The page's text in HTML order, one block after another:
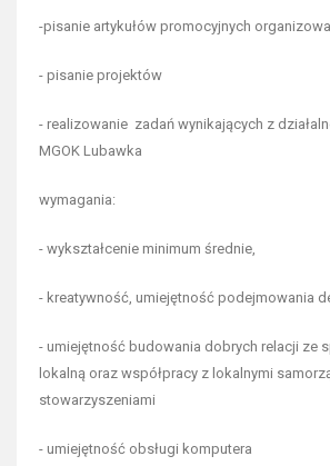
-pisanie artykułów promocyjnych
- pisanie projektów
- realizowanie zadań wynikających z
MGOK Lubawka
wymagania:
- wykształcenie minimum średnie,
- kreatywność, umiejętność podejmowania
- umiejętność budowania dobrych relacji ze
lokalną oraz współpracy z lokalnymi
stowarzyszeniami
- umiejętność obsługi komputera